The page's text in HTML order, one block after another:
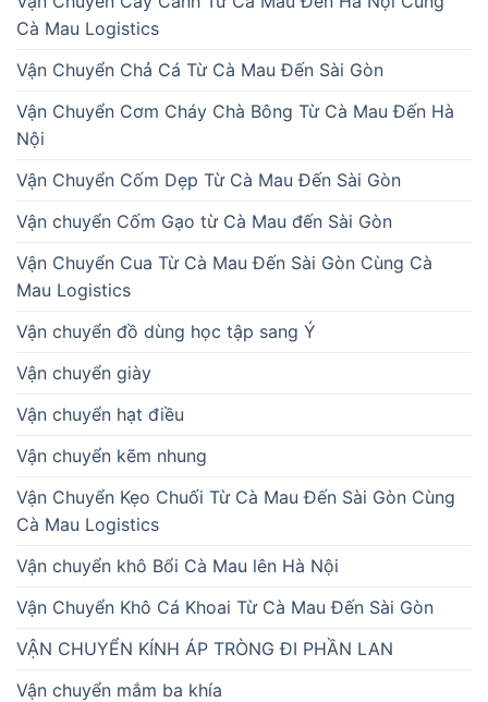
Cà Mau Logistics
Vận Chuyển Chả Cá Từ Cà Mau Đến Sài Gòn
Vận Chuyển Cơm Cháy Chà Bông Từ Cà Mau Đến Hà
Nội
Vận Chuyển Cốm Dẹp Từ Cà Mau Đến Sài Gòn
Vận chuyển Cốm Gạo từ Cà Mau đến Sài Gòn
Vận Chuyển Cua Từ Cà Mau Đến Sài Gòn Cùng Cà
Mau Logistics
Vận chuyển đồ dùng học tập sang Ý
Vận chuyển giày
Vận chuyển hạt điều
Vận chuyển kẽm nhung
Vận Chuyển Kẹo Chuối Từ Cà Mau Đến Sài Gòn Cùng
Cà Mau Logistics
Vận chuyển khô Bổi Cà Mau lên Hà Nội
Vận Chuyển Khô Cá Khoai Từ Cà Mau Đến Sài Gòn
VẬN CHUYỂN KÍNH ÁP TRÒNG ĐI PHẦN LAN
Vận chuyển mắm ba khía